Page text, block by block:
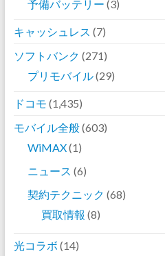
予備バッテリー (3)
キャッシュレス (7)
ソフトバンク (271)
プリモバイル(29)
ドコモ (1,435)
モバイル全般(603)
WiMAX(1)
ニュース (6)
契約テクニック (68)
買取情報 (8)
光コラボ (14)